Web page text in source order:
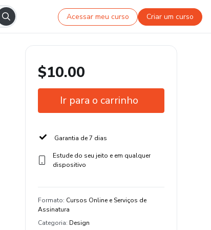
Acessar meu curso Criar um curso
$10.00
Ir para o carrinho
Garantia de 7 dias
Estude do seu jeito e em qualquer
dispositivo
Formato: Cursos Online e Serviços de
Assinatura
Categoria: Design